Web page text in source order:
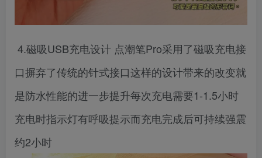
4.磁吸USB充电设计 点潮笔Pro采用了磁吸充电接
口摒弃了传统的针式接口这样的设计带来的改变就
是防水性能的进一步提升每次充电需要1-1.5小时
充电时指示灯有呼吸提示而充电完成后可持续强震
约2小时